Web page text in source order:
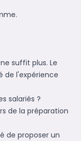
suffit plus. Le
de l'expérience
salariés ?
de la préparation
de proposer un